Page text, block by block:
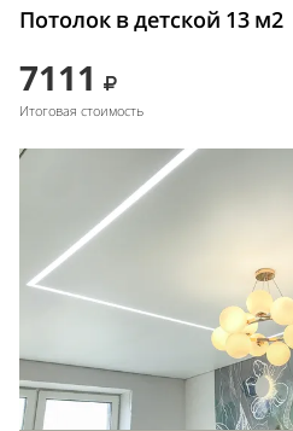
Потолок в детской 13 м2
7111
Итоговая стоимость